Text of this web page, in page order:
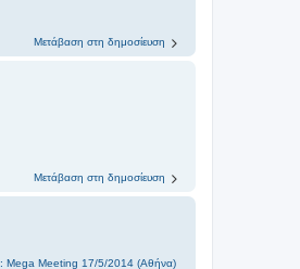
Μετάβαση στη δημοσίευση
Μετάβαση στη δημοσίευση
Mega Meeting 17/5/2014 (Αθήνα)